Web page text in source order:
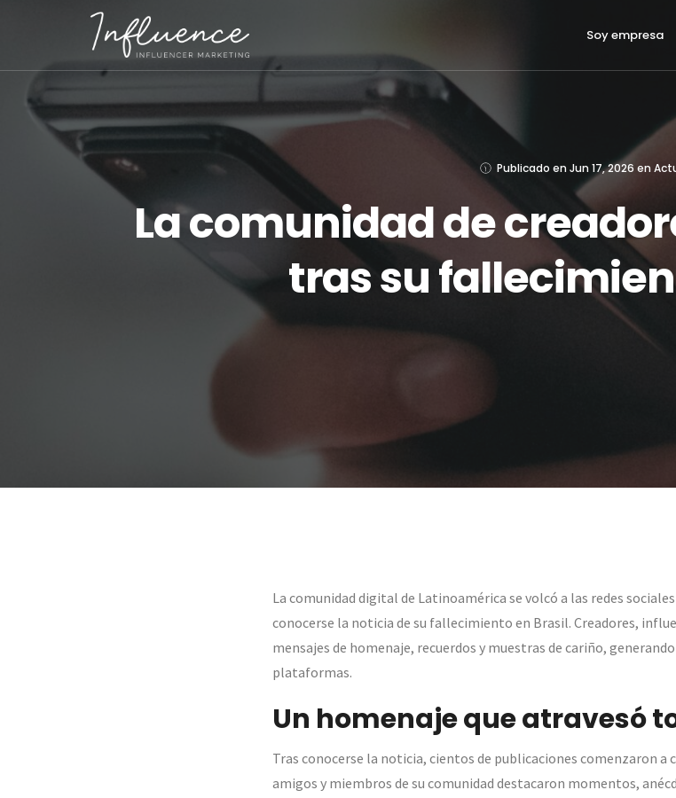
Soy empresa
Publicado en Jun 17, 2026 en
La comunidad de
tras su
La comunidad digital de Latinoamérica se volcó a las redes
conocerse la noticia de su fallecimiento en Brasil. Creadores,
mensajes de homenaje, recuerdos y muestras de cariño,
plataformas.
Un homenaje que atravesó
Tras conocerse la noticia, cientos de publicaciones comenzaron a
amigos y miembros de su comunidad destacaron momentos,